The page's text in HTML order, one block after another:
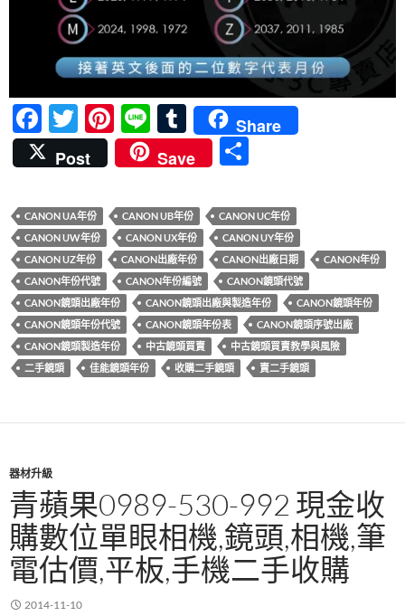
F
ac
e
b
o
o
k
T
w
itt
er
Pi
nt
er
es
t
Li
n
e
T
u
m
bl
r
Share
Post
Save
CANON UA年份 CANON UB年份
CANON UC年份
CANON UW年份
CANON UX年份
CANON UY年份
CANON UZ年份
CANON出廠年份 CANON出廠日期
CANON年份
CANON年份代號
CANON年份編號
CANON鏡頭代號
CANON鏡頭出廠年份
CANON鏡頭出廠與製造年份
CANON鏡頭年份
CANON鏡頭年份代號
CANON鏡頭年份表
CANON鏡頭序號出廠
CANON鏡頭製造年份
中古鏡頭買賣
中古鏡頭買賣教學與風險
二手鏡頭
佳能鏡頭年份 收購二手鏡頭 賣二手鏡頭
器材升級
青蘋果0989-530-992 現金收
購數位單眼相機,鏡頭,相機,筆
電估價,平板,手機二手收購
2014-11-10